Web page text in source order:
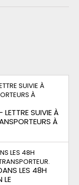
SUIVIE À
À
LES 48H
LE